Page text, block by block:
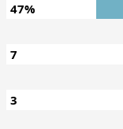
47%
7
3